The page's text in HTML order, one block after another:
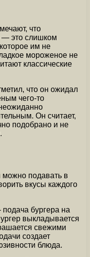
что
— это слишком
им не
мороженое не
классические
что он ожидал
чего-то
Он считает,
подобрано и не
подавать в
вкусы каждого
бургера на
выкладывается
свежими
создает
блюда.